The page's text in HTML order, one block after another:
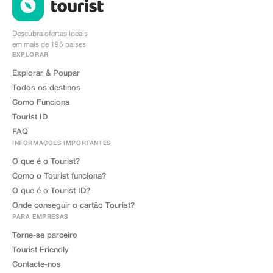
Descubra ofertas locais
em mais de 195 países
EXPLORAR
Explorar & Poupar
Todos os destinos
Como Funciona
Tourist ID
FAQ
INFORMAÇÕES IMPORTANTES
O que é o Tourist?
Como o Tourist funciona?
O que é o Tourist ID?
Onde conseguir o cartão Tourist?
PARA EMPRESAS
Torne-se parceiro
Tourist Friendly
Contacte-nos